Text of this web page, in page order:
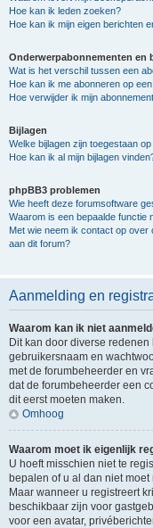
Hoe kan ik leden zoeken?
Hoe kan ik mijn eigen berichten
Onderwerpabonnementen en
Wat is het verschil tussen een
Hoe kan ik me abonneren op
Hoe verwijder ik mijn
Bijlagen
Welke bijlagen zijn toegestaan
Hoe kan ik al mijn bijlagen
phpBB3 problemen
Wie heeft deze forumsoftware
Waarom is een bepaalde functie
Met wie neem ik contact op over
aan dit forum?
Aanmelding en
Waarom kan ik niet
Dit kan door diverse
gebruikersnaam en
met de forumbeheerder en
dat de forumbeheerder een
dit eerst moeten maken.
Omhoog
Waarom moet ik eigenlijk
U hoeft misschien niet te
bepalen of u al dan niet
Maar wanneer u registreert
beschikbaar zijn voor
voor een avatar,